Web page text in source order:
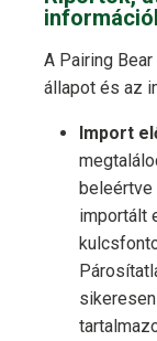
A Pairing
állapot és az
Import
importált